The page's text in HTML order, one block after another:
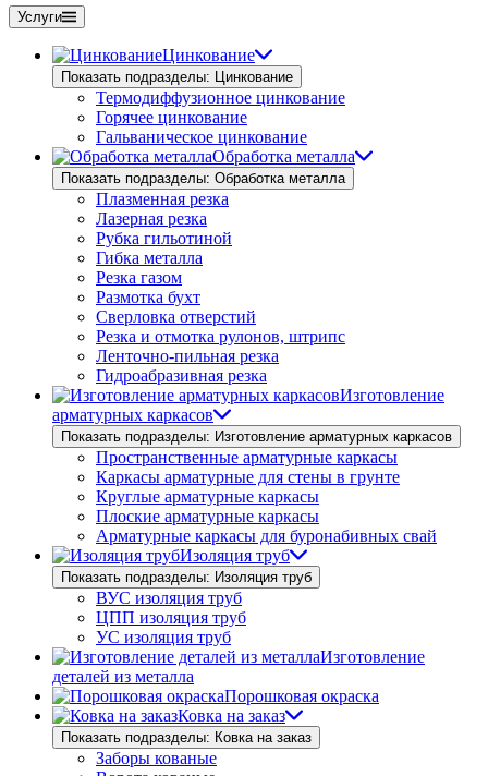
Услуги
Цинкование
Показать подразделы: Цинкование
Термодиффузионное цинкование
Горячее цинкование
Гальваническое цинкование
Обработка металла
Показать подразделы: Обработка металла
Плазменная резка
Лазерная резка
Рубка гильотиной
Гибка металла
Резка газом
Размотка бухт
Сверловка отверстий
Резка и отмотка рулонов, штрипс
Ленточно-пильная резка
Гидроабразивная резка
Изготовление
арматурных каркасов
Показать подразделы: Изготовление арматурных каркасов
Пространственные арматурные каркасы
Каркасы арматурные для стены в грунте
Круглые арматурные каркасы
Плоские арматурные каркасы
Арматурные каркасы для буронабивных свай
Изоляция труб
Показать подразделы: Изоляция труб
ВУС изоляция труб
ЦПП изоляция труб
УС изоляция труб
Изготовление
деталей из металла
Порошковая окраска
Ковка на заказ
Показать подразделы: Ковка на заказ
Заборы кованые